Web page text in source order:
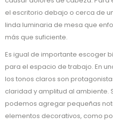
el escritorio debajo o cerca de
linda luminaria de mesa que
más que suficiente.
Es igual de importante escoger
para el espacio de trabajo. En
los tonos claros son
claridad y amplitud al ambiente.
podemos agregar pequeñas
elementos decorativos, como